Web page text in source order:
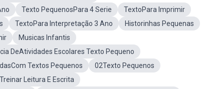
Texto PequenosPara 4 Serie
TextoPara Imprimir
TextoPara Interpretação 3 Ano
Historinhas Pequenas
Musicas Infantis
DeAtividades Escolares Texto Pequeno
Textos Pequenos
02Texto Pequenos
Leitura E Escrita